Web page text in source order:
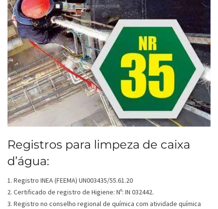
Registros para limpeza de caixa
d’água:
1. Registro INEA (FEEMA) UN003435/55.61.20
2. Certificado de registro de Higiene: Nº: IN 032442.
3. Registro no conselho regional de química com atividade química